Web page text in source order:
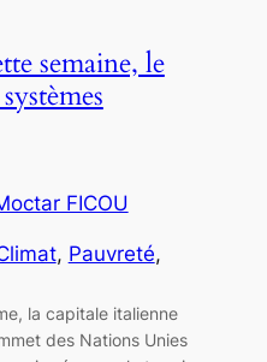
semaine, le
FICOU
, Pauvreté
la capitale italienne
des Nations Unies